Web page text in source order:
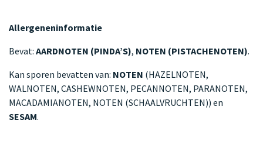
Allergeneninformatie
Bevat: AARDNOTEN (PINDA’S), NOTEN (PISTACHENOTEN).
Kan sporen bevatten van: NOTEN (HAZELNOTEN,
WALNOTEN, CASHEWNOTEN, PECANNOTEN, PARANOTEN,
MACADAMIANOTEN, NOTEN (SCHAALVRUCHTEN)) en
SESAM.